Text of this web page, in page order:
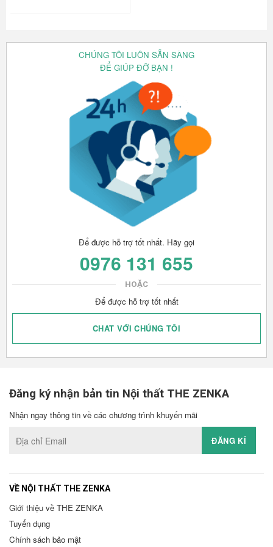
CHÚNG TÔI LUÔN SẴN SÀNG
ĐỂ GIÚP ĐỠ BẠN !
Để được hỗ trợ tốt nhất. Hãy gọi
0976 131 655
HOẶC
Để được hỗ trợ tốt nhất
CHAT VỚI CHÚNG TÔI
Đăng ký nhận bản tin Nội thất THE ZENKA
Nhận ngay thông tin về các chương trình khuyến mãi
VỀ NỘI THẤT THE ZENKA
Giới thiệu về THE ZENKA
Tuyển dụng
Chính sách bảo mật